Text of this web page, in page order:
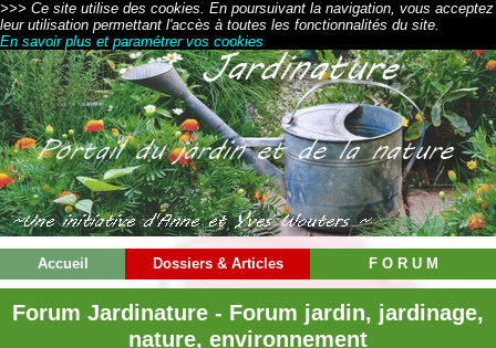
>>> Ce site utilise des cookies. En poursuivant la navigation, vous acceptez
leur utilisation permettant l'accès à toutes les fonctionnalités du site.
En savoir plus et paramétrer vos cookies
Accueil Dossiers & Articles F O R U M
Forum Jardinature - Forum jardin, jardinage,
nature, environnement